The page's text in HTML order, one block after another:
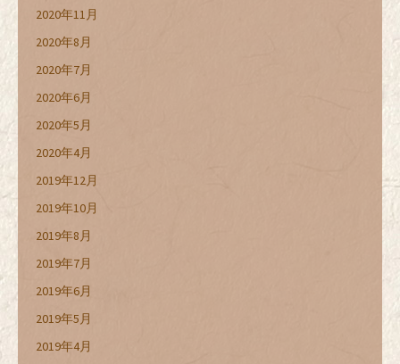
2020年11月
2020年8月
2020年7月
2020年6月
2020年5月
2020年4月
2019年12月
2019年10月
2019年8月
2019年7月
2019年6月
2019年5月
2019年4月